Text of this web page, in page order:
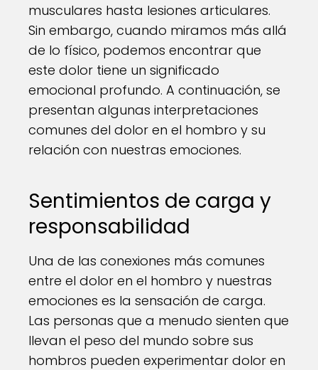
musculares hasta lesiones articulares.
Sin embargo, cuando miramos más allá
de lo físico, podemos encontrar que
este dolor tiene un significado
emocional profundo. A continuación, se
presentan algunas interpretaciones
comunes del dolor en el hombro y su
relación con nuestras emociones.
Sentimientos de carga y
responsabilidad
Una de las conexiones más comunes
entre el dolor en el hombro y nuestras
emociones es la sensación de carga.
Las personas que a menudo sienten que
llevan el peso del mundo sobre sus
hombros pueden experimentar dolor en